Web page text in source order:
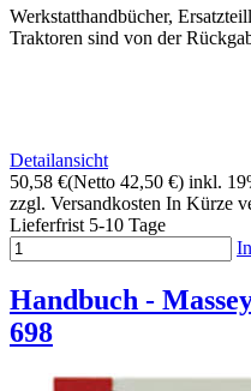
Werkstatthandbücher,
Traktoren sind von der
Detailansicht
50,58 €(Netto 42,50 €) inkl.
zzgl. Versandkosten In Kürze
Lieferfrist 5-10 Tage
Handbuch -
698